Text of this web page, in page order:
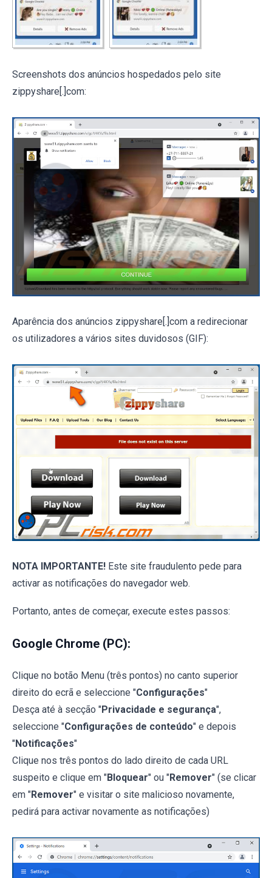
Screenshots dos anúncios hospedados pelo site
zippyshare[.]com:
Aparência dos anúncios zippyshare[.]com a redirecionar
os utilizadores a vários sites duvidosos (GIF):
NOTA IMPORTANTE! Este site fraudulento pede para
activar as notificações do navegador web.
Portanto, antes de começar, execute estes passos:
Google Chrome (PC):
Clique no botão Menu (três pontos) no canto superior
direito do ecrã e seleccione "Configurações"
Desça até à secção "Privacidade e segurança",
seleccione "Configurações de conteúdo" e depois
"Notificações"
Clique nos três pontos do lado direito de cada URL
suspeito e clique em "Bloquear" ou "Remover" (se clicar
em "Remover" e visitar o site malicioso novamente,
pedirá para activar novamente as notificações)